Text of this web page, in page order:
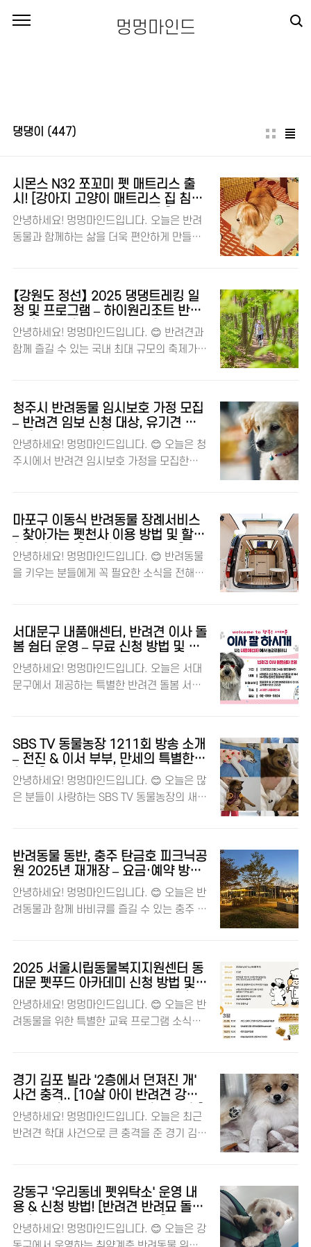
멍멍마인드
댕댕이 (447)
시몬스 N32 쪼꼬미 펫 매트리스 출
시! [강아지 고양이 매트리스 집 침대
특징 · 사이즈 · 크기 · 구매처]
안녕하세요! 멍멍마인드입니다. 오늘은 반려
동물과 함께하는 삶을 더욱 편안하게 만들어
다는 사실, 알고 계셨나요? 그 이름도 귀여운
‘N32 쪼꼬미’ 매트리스인데요, 사람이 쓰는
고급 매트리스와 동일한 소재를 사용해서 출
시 직후 많은 관심을 받고 있어요. 지금부터
어떤 제품인지 자세히 소개해드릴게요! 댕댕
명N32 쪼꼬미브랜드시몬스 N32소재아이슬
란드 씨셀™, 린넨 자가드구성폼 매트리스 +
슬리브 포함사이즈스몰(S), 미디움(M)색상베
이지, 오렌지, 블루두께11cm커버나일론 원
【강원도 정선】 2025 댕댕트레킹 일
정 및 프로그램 – 하이원리조트 반려
견 축제, 강형욱 북콘서트, 참가권 숙
박권 티켓 가격
안녕하세요! 멍멍마인드입니다. 😊 반려견과
함께 즐길 수 있는 국내 최대 규모의 축제가
는데요. 반려견과 반려인이 함께하는 특별한
행사인 만큼, 많은 관심이 쏠리고 있어요!
🐕 이번 포스팅에서는 2025 댕댕트레킹의 일
정, 프로그램, 특징 등을 한눈에 살펴볼게요.
댕댕이와 반려동물을 사랑하는 멍멍마인
17일~18일, 5월 24일~25일 (총 2회)장소강
원 정선 하이원리조트(운탄고도 하늘길, 마운
틴 잔디광장 등)참여 규모약 1만 명의 반려인,
2,000마리 반려견 예상주최강원랜드, 하이
청주시 반려동물 임시보호 가정 모집
– 반려견 임보 신청 대상, 유기견 지
원 혜택 및 방법 총정리!
안녕하세요! 멍멍마인드입니다. 😊 오늘은 청
주시에서 반려견 임시보호 가정을 모집한다
는 분들은 꼭 확인해 보세요! 🐶🐱 댕댕이와
반려동물을 사랑하는 멍멍마인드! 🏡 반려동
물 임시보호란? 반려동물 임시보호는 청주시
반려동물보호센터에서 보호 중인 유기동물
중 공고 기간이 끝났거나 입양 희망자가 나타
호'라는 말을 줄여 '임보'라고 부르기도 해
요. 임보를 통해 유기동물들은 새로운 가정을
찾을 수 있는 기회를 갖게 되고, 보호자는 반
려동물을 키울 수 있는 경험을 해볼 수 있어
마포구 이동식 반려동물 장례서비스
– 찾아가는 펫천사 이용 방법 및 할인
혜택 총정리 [운구차, 장묘, 펫문]
안녕하세요! 멍멍마인드입니다. 😊 반려동물
을 키우는 분들에게 꼭 필요한 소식을 전해드
례를 어떻게 해야 할지 고민하는 보호자분들
을 위한 서비스인데요. 서울시 최초로 시행되
는 만큼 많은 분들에게 도움이 될 것 같아요.
자세한 내용 함께 알아볼까요? 댕댕이와 반려
동물을 사랑하는 멍멍마인드! 📌 마포구, 이
월 20일대상마포구민할인 혜택이용료 60%
할인, 75세 이상 독거어르신 반려가구 무료운
영 업체펫문 (02-322-1004) ‘찾아가는 펫천
사’ 서비스는 반려동물이 사망했을 때 장례지
서대문구 내품애센터, 반려견 이사 돌
봄 쉼터 운영 – 무료 신청 방법 및 이
용 대상 총정리
안녕하세요! 멍멍마인드입니다. 오늘은 서대
문구에서 제공하는 특별한 반려견 돌봄 서비
정말 유용한 소식이에요! 서대문구는 오는 2
월 24일부터 '서대문 내품애(愛)센터'에서 '반
려견 이사 돌봄 쉼터'를 무료 운영한다고 해
요. 이 서비스를 통해 반려견을 안전하고 편안
하게 맡길 수 있다고 하니, 관심 있는 분들은
견 돌봄 서비스 운영 항목내용운영 기간2025
년 2월 24일부터운영 장소서대문 내품애(愛)
센터 (모래내로 333)이용 대상서대문구 내에
서 이사하는 주민 및 전입 가구원이용 조건반
SBS TV 동물농장 1211회 방송 소개
– 전진 & 이서 부부, 만세의 특별한
하루 [똥개 입양 신청]
안녕하세요! 멍멍마인드입니다. 😊 오늘은 많
은 분들이 사랑하는 SBS TV 동물농장의 새로
부가 준비한 특별한 생일 선물과, 강아지들의
가슴 뭉클한 과거가 공개된다고 하는데요. 어
떤 이야기일지 함께 알아볼까요? 🐶💖 댕댕
이와 반려동물을 사랑하는 멍멍마인드! 🐾 재
우네 & 미려네 가족의 특별한 하루 항목내용
대 – 텐트공장 삼총사, 너희가 똥개를 아느냐
5화특별 미션갑과 함께하는 특별한 하루 만들
기 이번 방송에서는 지난주에 이어 재우네와
미려네 가족이 갑과 함께한 감동적인 이야기
반려동물 동반, 충주 탄금호 피크닉공
원 2025년 재개장 – 요금·예약 방법
총정리
안녕하세요! 멍멍마인드입니다. 😊 오늘은 반
려동물과 함께 바비큐를 즐길 수 있는 충주 탄
운영을 시작한다고 하는데요, 이용 요금부터
예약 방법, 위치까지 한눈에 알아볼 수 있도록
정리해 드릴게요! 🏕️ 충주 시민뿐만 아니라
전국 어디서나 관심 있는 분들 많으실 것 같은
데요, 함께 살펴볼까요? 😊 댕댕이와 반려동
일2025년 2월 21일(수)운영일수요일 ~ 일요
일 (월·화 휴무)운영 시간(1차)낮 12시 ~ 오
후 4시운영 시간(2차)오후 6시 ~ 오후 10
시 탄금호 피크닉공원은 2025년 2월 21일
2025 서울시립동물복지지원센터 동
대문 펫푸드 아카데미 신청 방법 및
일정 – 반려견 간식 만들기 강좌 총정
리
안녕하세요! 멍멍마인드입니다. 😊 오늘은 반
려동물을 위한 특별한 교육 프로그램 소식을
강이에요! 반려견 건강 간식 만들기부터 영양
학까지 배우는 시간이라 관심 있는 분들 많으
실 것 같아요. 지금부터 펫푸드 아카데미 일
정, 장소, 신청 방법 등 모든 정보를 한눈에 알
려드릴게요! 👇 댕댕이와 반려동물을 사랑하
일, 18, 25일4월 6일, 20일, 26일, 27일강
의 시간회차당 120분진행 장소서울시립동물
복지지원센터 동대문참가 대상성인, 청소년,
보호자 동반 어린이 펫푸드 아카데미는 3월과
경기 김포 빌라 '2층에서 던져진 개'
사건 충격.. [10살 아이 반려견 강아
지 동물 학대 위액트 구조 현재 상황]
안녕하세요! 멍멍마인드입니다. 오늘은 최근
반려견 학대 사건으로 큰 충격을 준 경기 김포
견을 2층 창밖으로 던진 사건이 알려지며 많
은 분들이 분노하고 안타까워하고 있는데요.
자세한 내용 함께 알아볼게요. 🐾 댕댕이와
반려동물을 사랑하는 멍멍마인드! 🐕 경기 김
강동구 '우리동네 펫위탁소' 운영 내
용 & 신청 방법! [반려견 반려묘 돌봄
둔촌 상일쓰담쓰담 동물병원]
안녕하세요! 멍멍마인드입니다. 😊 오늘은 강